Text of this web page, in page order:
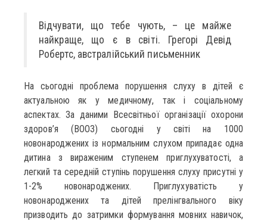
Відчувати, що тебе чують, – це майже
найкраще, що є в світі. Грегорі Девід
Робертс, австралійський письменник
На сьогодні проблема порушення слуху в дітей є
актуальною як у медичному, так і соціальному
аспектах. За даними Всесвітньої організації охорони
здоров’я (ВООЗ) сьогодні у світі на 1000
новонароджених із нормальним слухом припадає одна
дитина з вираженим ступенем приглухуватості, а
легкий та середній ступінь порушення слуху присутні у
1-2% новонароджених. Приглухуватість у
новонароджених та дітей прелінгвального віку
призводить до затримки формування мовних навичок,